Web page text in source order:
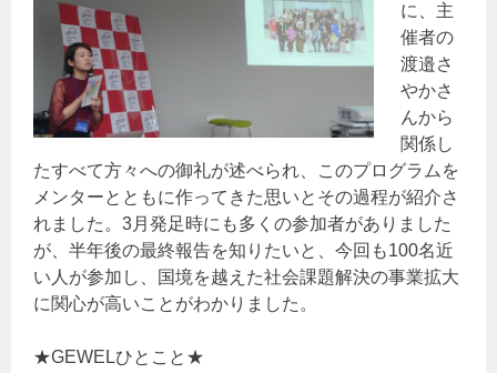
に、主
催者の
渡邉さ
やかさ
んから
関係し
たすべて方々への御礼が述べられ、このプログラムを
メンターとともに作ってきた思いとその過程が紹介さ
れました。3月発足時にも多くの参加者がありました
が、半年後の最終報告を知りたいと、今回も100名近
い人が参加し、国境を越えた社会課題解決の事業拡大
に関心が高いことがわかりました。
★GEWELひとこと★